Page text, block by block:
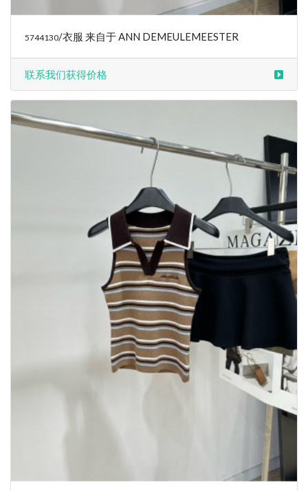
5744130/衣服 来自于 ANN DEMEULEMEESTER
联系我们获得价格